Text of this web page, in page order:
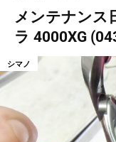
メンテナンス
ラ 4000XG
シマノ